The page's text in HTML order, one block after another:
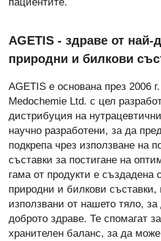
AGETIS - здраве от най-
природни и билкови
AGETIS е основана през 2006
Medochemie Ltd. с цел
дистрибуция на
научно разработени, за да
подкрепа чрез използване на
съставки за постигане на
гама от продукти е създадена
природни и билкови съставки,
използвани от нашето тяло, за
доброто здраве. Те спомагат
хранителен баланс, за да